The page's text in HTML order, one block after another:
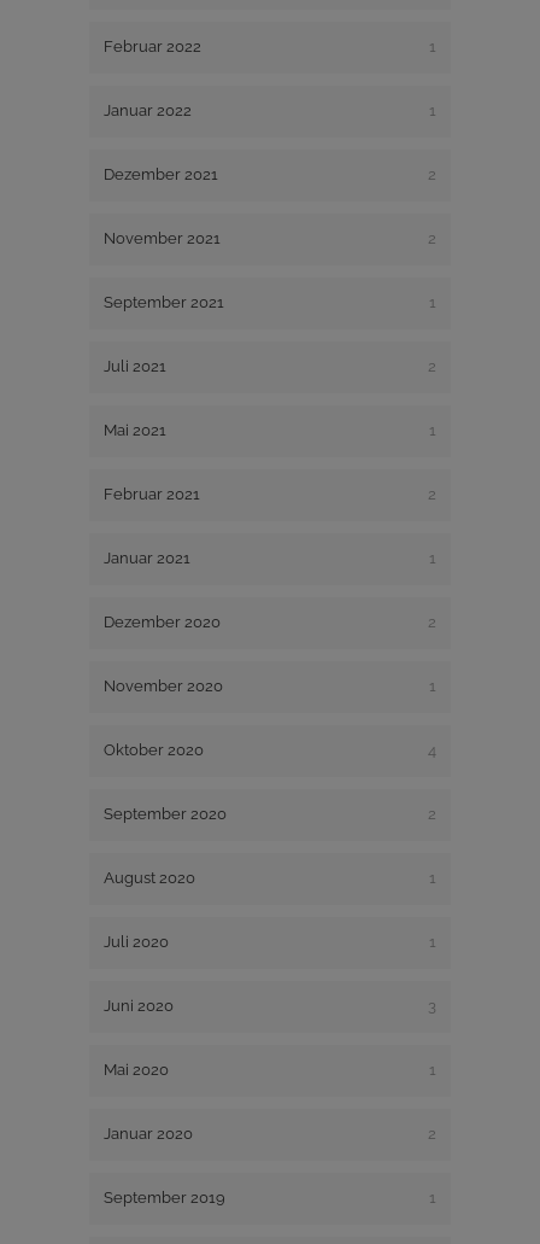
Februar 2022 1
Januar 2022 1
Dezember 2021 2
November 2021 2
September 2021 1
Juli 2021 2
Mai 2021 1
Februar 2021 2
Januar 2021 1
Dezember 2020 2
November 2020 1
Oktober 2020 4
September 2020 2
August 2020 1
Juli 2020 1
Juni 2020 3
Mai 2020 1
Januar 2020 2
September 2019 1